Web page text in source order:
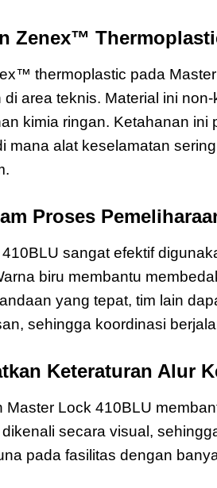
Zenex™
thermoplastic pada
area teknis. Material ini
kimia ringan. Ketahanan
mana alat keselamatan
Proses
sangat efektif
biru membantu
yang tepat, tim lain
sehingga koordinasi
Keteraturan Alur
Master Lock 410BLU
secara visual,
pada fasilitas dengan